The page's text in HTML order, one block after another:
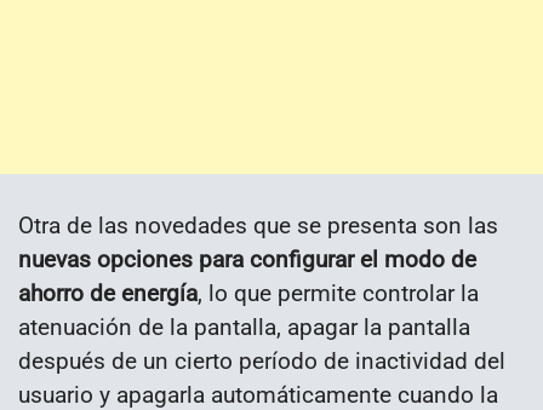
Otra de las novedades que se presenta son las
nuevas opciones para configurar el modo de
ahorro de energía, lo que permite controlar la
atenuación de la pantalla, apagar la pantalla
después de un cierto período de inactividad del
usuario y apagarla automáticamente cuando la